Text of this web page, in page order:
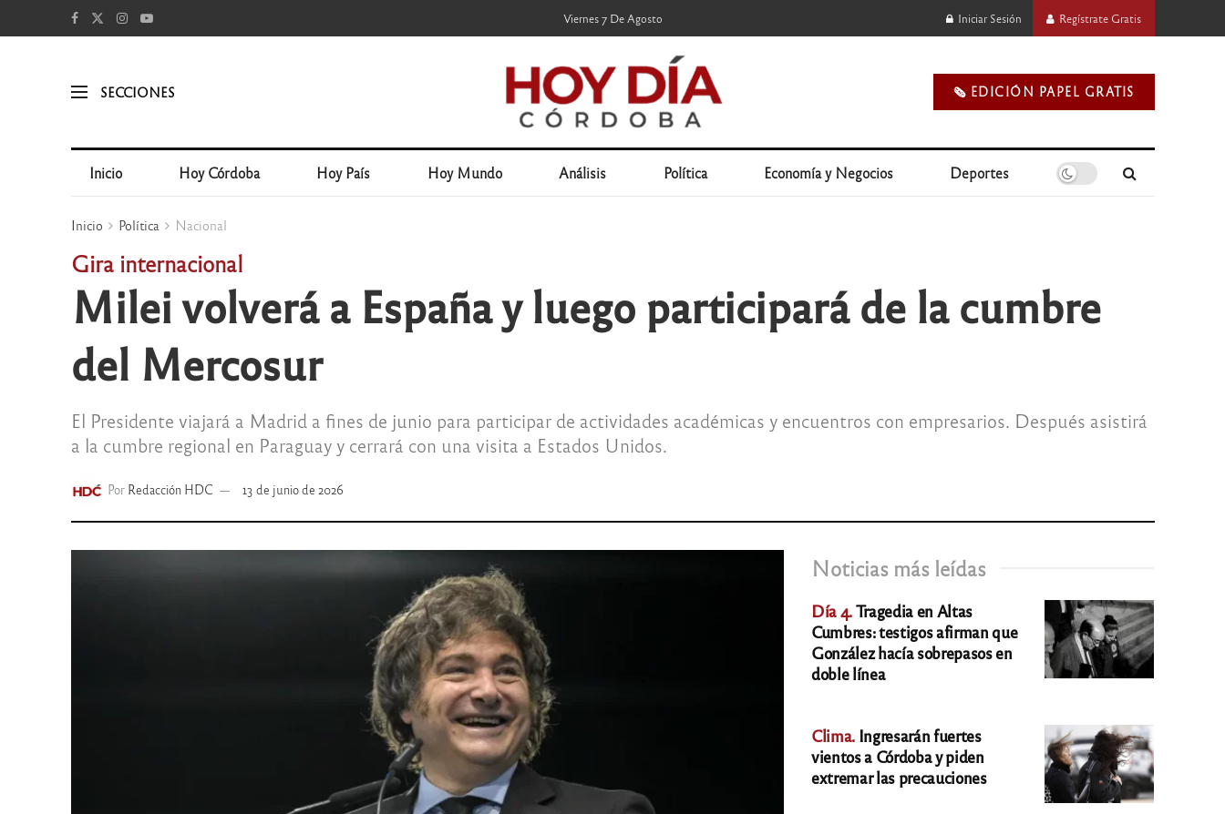
Viernes 7 De Agosto Iniciar Sesión Regístrate Gratis
SECCIONES 🗞️ EDICIÓN PAPEL GRATIS
Inicio Hoy Córdoba Hoy País Hoy Mundo Análisis Política Economía y Negocios Deportes
Inicio Política Nacional
Gira internacional
Milei volverá a España y luego participará de la cumbre
del Mercosur
El Presidente viajará a Madrid a fines de junio para participar de actividades académicas y encuentros con empresarios. Después asistirá
a la cumbre regional en Paraguay y cerrará con una visita a Estados Unidos.
Por Redacción HDC 13 de junio de 2026
Noticias más leídas
Día 4.Tragedia en Altas
Cumbres: testigos afirman que
González hacía sobrepasos en
doble línea
Clima. Ingresarán fuertes
vientos a Córdoba y piden
extremar las precauciones